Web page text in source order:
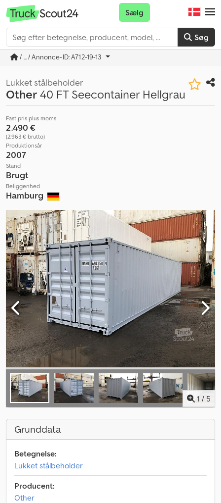
Søg
Sælg
/ ... / Annonce-ID: A712-19-13
Lukket stålbeholder
Other40 FT Seecontainer Hellgrau
Fast pris plus moms
2.490 €
(2.963 € brutto)
Produktionsår
2007
Stand
Brugt
Beliggenhed
Hamburg
1 / 5
Grunddata
Betegnelse:
Lukket stålbeholder
Producent:
Other